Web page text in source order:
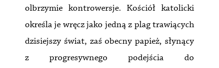
olbrzymie kontrowersje. Kościół katolicki
określa je wręcz jako jedną z plag trawiących
dzisiejszy świat, zaś obecny papież, słynący
z progresywnego podejścia do